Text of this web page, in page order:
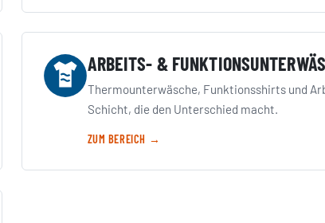
ARBEITS- &
Thermounterwäsche, Funktionsshirts und
Schicht, die den Unterschied macht.
ZUM BEREICH →